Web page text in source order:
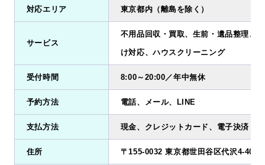
対応エリア 東京都内（離島を除く）
サービス
不用品回収・買取、生前・遺品整理、
け対応、ハウスクリーニング
受付時間 8:00～20:00／年中無休
予約方法 電話、メール、LINE
支払方法 現金、クレジットカード、電子決済
住所 〒155-0032 東京都世田谷区代沢4-40-